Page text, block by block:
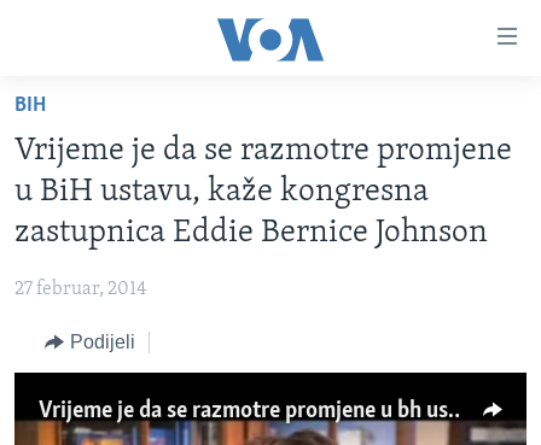
glavni
sadržaj
Pređi
na
glavnu
Idi
pretragu
VIDEO
FOTOGRAFIJE DANA
SJEDINJENE AMERIČKE DRŽAVE
BOSNA I HERCEGOVINA
NAUKA I TEHNOLOGIJA
SPECIJALNI PROJEKTI
SLOBODA MEDIJA
BIH
Vrijeme je da se razmotre promjene
u BiH ustavu, kaže kongresna
zastupnica Eddie Bernice Johnson
27 februar, 2014
Podijeli
Vrijeme je da se razmotre promjene u bh ustavu, kaže kongresna zastupnica Eddie Bernice Johnson